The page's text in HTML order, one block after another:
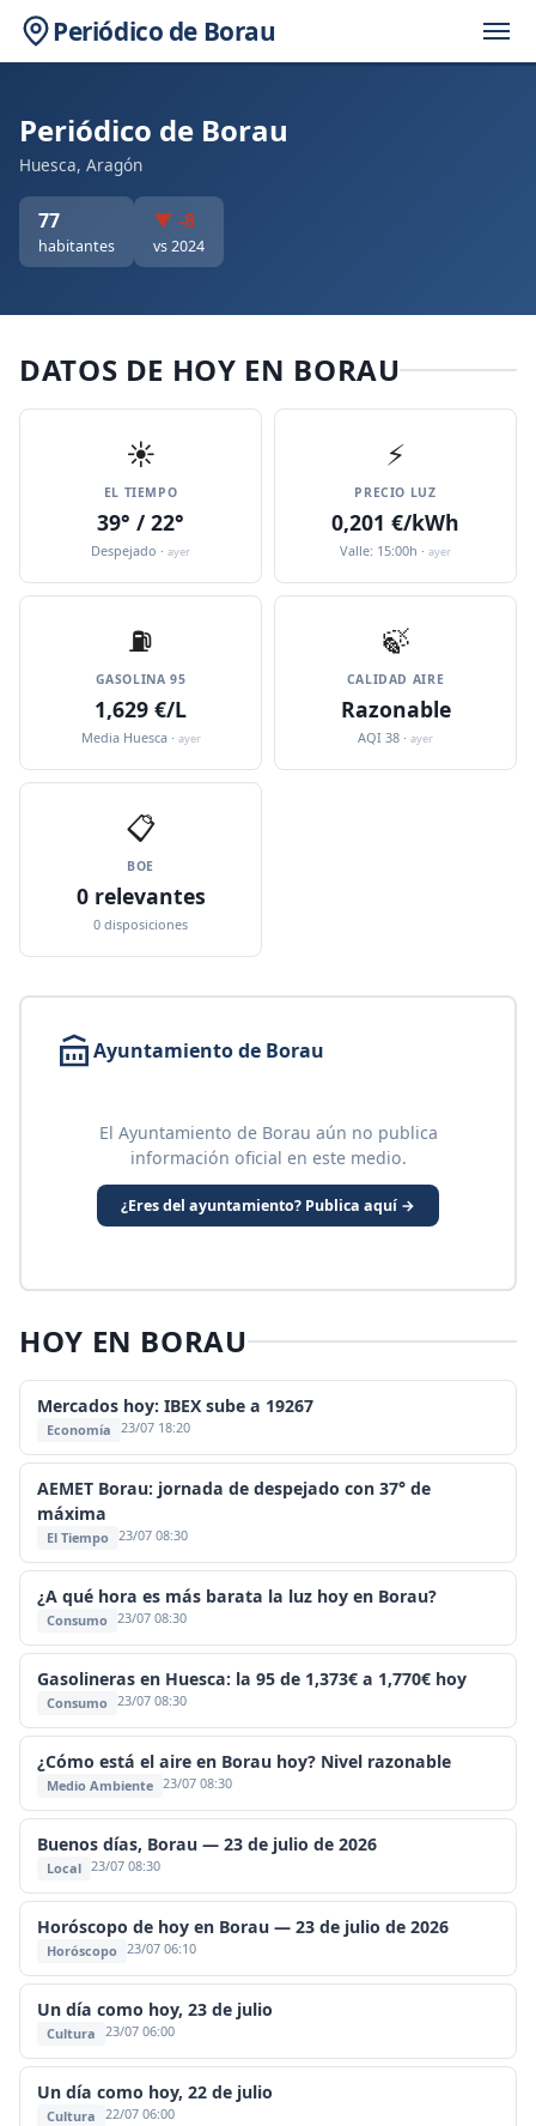
Periódico de Borau
Periódico de Borau
Huesca, Aragón
77
habitantes
▼ -8
vs 2024
DATOS DE HOY EN BORAU
☀️
EL TIEMPO
39° / 22°
Despejado · ayer
⚡
PRECIO LUZ
0,201 €/kWh
Valle: 15:00h · ayer
⛽️
GASOLINA 95
1,629 €/L
Media Huesca · ayer
🍃
CALIDAD AIRE
Razonable
AQI 38 · ayer
📋
BOE
0 relevantes
0 disposiciones
Ayuntamiento de Borau
El Ayuntamiento de Borau aún no publica
información oficial en este medio.
¿Eres del ayuntamiento? Publica aquí →
HOY EN BORAU
Mercados hoy: IBEX sube a 19267
Economía 23/07 18:20
AEMET Borau: jornada de despejado con 37° de
máxima
El Tiempo 23/07 08:30
¿A qué hora es más barata la luz hoy en Borau?
Consumo 23/07 08:30
Gasolineras en Huesca: la 95 de 1,373€ a 1,770€ hoy
Consumo 23/07 08:30
¿Cómo está el aire en Borau hoy? Nivel razonable
Medio Ambiente 23/07 08:30
Buenos días, Borau — 23 de julio de 2026
Local 23/07 08:30
Horóscopo de hoy en Borau — 23 de julio de 2026
Horóscopo 23/07 06:10
Un día como hoy, 23 de julio
Cultura 23/07 06:00
Un día como hoy, 22 de julio
Cultura 22/07 06:00